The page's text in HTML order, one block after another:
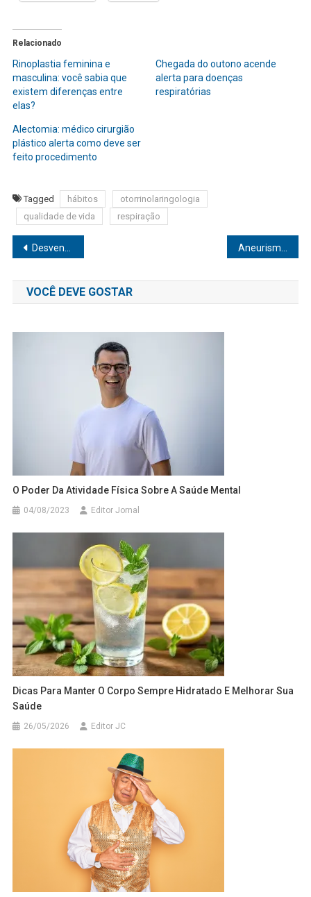
Relacionado
Rinoplastia feminina e
masculina: você sabia que
existem diferenças entre
elas?
Chegada do outono acende
alerta para doenças
respiratórias
Alectomia: médico cirurgião
plástico alerta como deve ser
feito procedimento
Tagged hábitos
otorrinolaringologia
qualidade de vida
respiração
Navegação
de
Post
Desvendando mitos e verdades sobre o consumo de água
VOCÊ DEVE GOSTAR
O Poder Da Atividade Física Sobre A Saúde Mental
04/08/2023 Editor Jornal
Dicas Para Manter O Corpo Sempre Hidratado E Melhorar Sua
Saúde
26/05/2026 Editor JC